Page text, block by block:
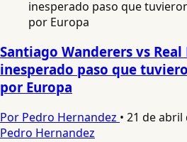
Santiago Wanderers vs
inesperado paso que
por Europa
Por Pedro Hernandez • 21 de abril
Pedro Hernandez